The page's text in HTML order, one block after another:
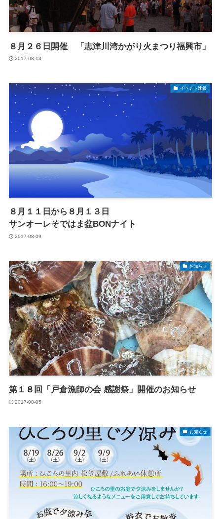
８月２６日開催 「志津川湾かがり火まつり福興市」
2017-08-13
イベント速報
８月１１日から８月１３日
サンオーレそではま盆BONナイト
2017-08-09
お知らせ
第１８回「戸倉漁師の会 感謝祭」開催のお知らせ
2017-08-05
お知らせ